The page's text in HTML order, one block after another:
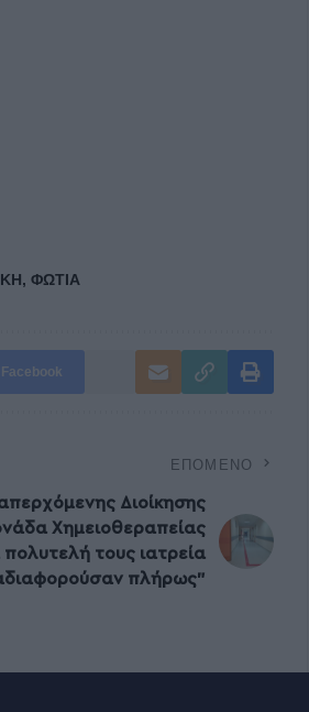
, ΦΩΤΙΑ
Facebook
ΕΠΌΜΕΝΟ
Διοίκησης
Χημειοθεραπείας
πολυτελή τους ιατρεία
πλήρως”